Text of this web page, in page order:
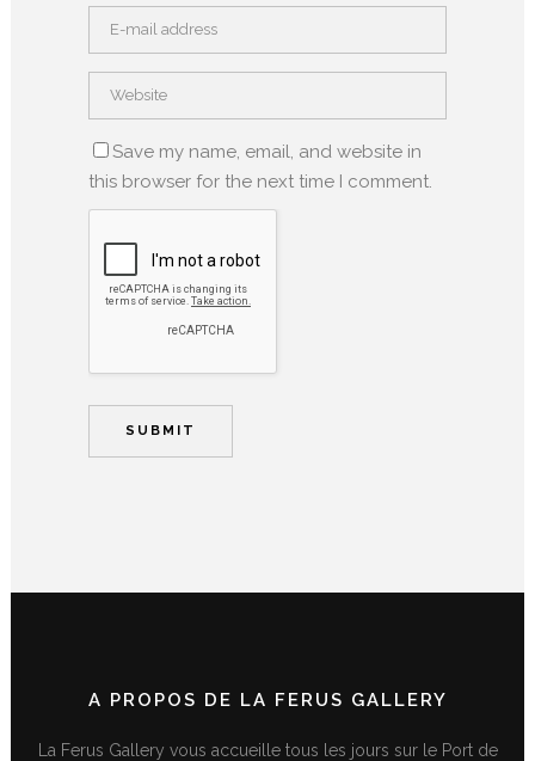
Save my name, email, and website in
this browser for the next time I comment.
A PROPOS DE LA FERUS GALLERY
La Ferus Gallery vous accueille tous les jours sur le Port de